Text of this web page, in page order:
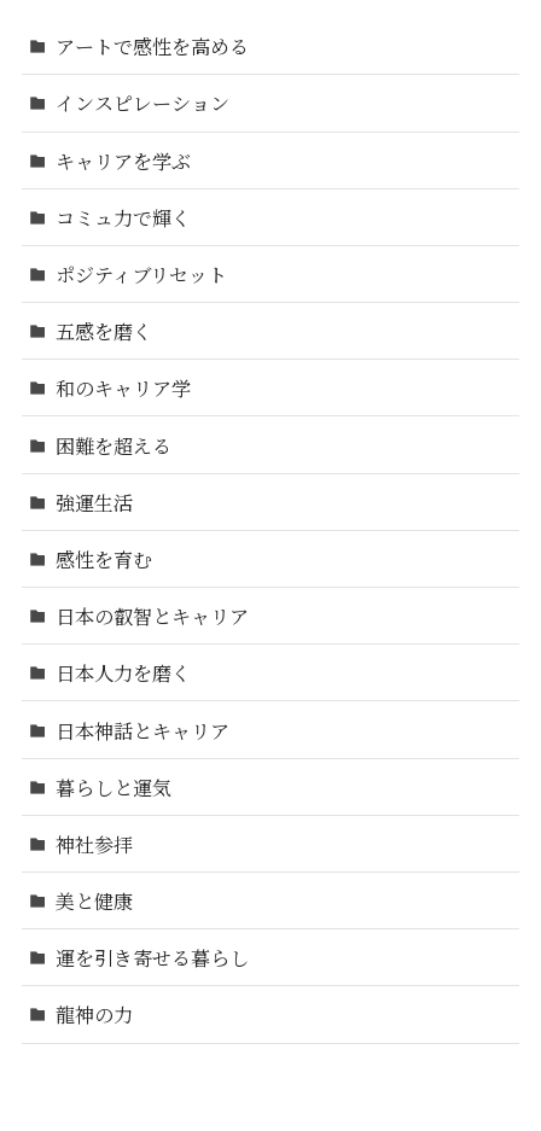
アートで感性を高める
インスピレーション
キャリアを学ぶ
コミュ力で輝く
ポジティブリセット
五感を磨く
和のキャリア学
困難を超える
強運生活
感性を育む
日本の叡智とキャリア
日本人力を磨く
日本神話とキャリア
暮らしと運気
神社参拝
美と健康
運を引き寄せる暮らし
龍神の力